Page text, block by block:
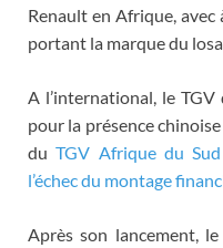
Renault en Afrique, avec
portant la marque du
A l’international, le
pour la présence
duTGV Afrique du
l’échec du montage
Après son lancement,